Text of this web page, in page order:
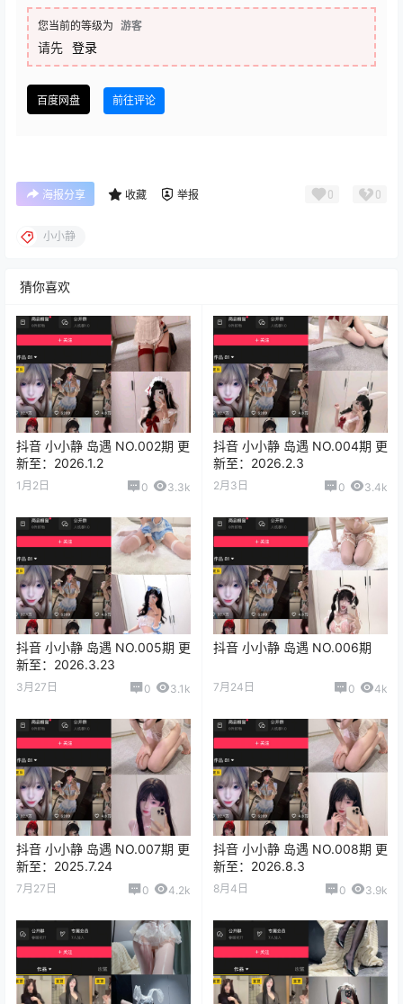
您当前的等级为 游客
请先 登录
百度网盘 前往评论
海报分享 收藏 举报 0 0
小小静
猜你喜欢
抖音 小小静 岛遇 NO.002期 更
新至：2026.1.2
1月2日 0 3.3k
抖音 小小静 岛遇 NO.004期 更
新至：2026.2.3
2月3日 0 3.4k
抖音 小小静 岛遇 NO.005期 更
新至：2026.3.23
3月27日 0 3.1k
抖音 小小静 岛遇 NO.006期
7月24日 0 4k
抖音 小小静 岛遇 NO.007期 更
新至：2025.7.24
7月27日 0 4.2k
抖音 小小静 岛遇 NO.008期 更
新至：2026.8.3
8月4日 0 3.9k